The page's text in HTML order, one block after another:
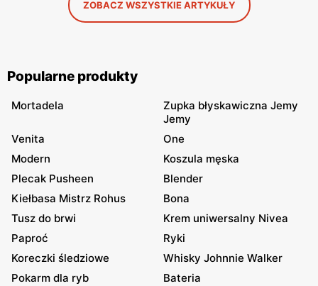
ZOBACZ WSZYSTKIE ARTYKUŁY
Popularne produkty
Mortadela
Zupka błyskawiczna Jemy
Jemy
Venita
One
Modern
Koszula męska
Plecak Pusheen
Blender
Kiełbasa Mistrz Rohus
Bona
Tusz do brwi
Krem uniwersalny Nivea
Paproć
Ryki
Koreczki śledziowe
Whisky Johnnie Walker
Pokarm dla ryb
Bateria